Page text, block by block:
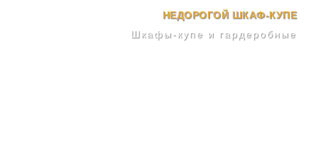
НЕДОРОГОЙ ШКАФ-КУПЕ
Шкафы-купе и гардеробные